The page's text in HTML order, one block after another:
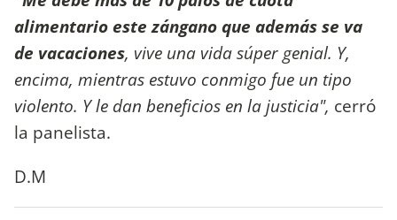
alimentario este zángano que además se va
de vacaciones, vive una vida súper genial. Y,
encima, mientras estuvo conmigo fue un tipo
violento. Y le dan beneficios en la justicia", cerró
la panelista.
D.M